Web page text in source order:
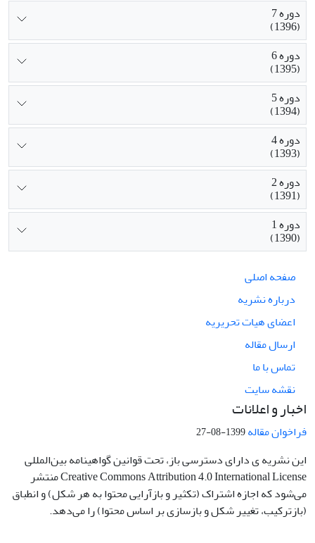
دوره 7
(1396)
دوره 6
(1395)
دوره 5
(1394)
دوره 4
(1393)
دوره 2
(1391)
دوره 1
(1390)
صفحه اصلی
درباره نشریه
اعضای هیات تحریریه
ارسال مقاله
تماس با ما
نقشه سایت
اخبار و اعلانات
فراخوان مقاله1399-08-27
این نشریه ی دارای دسترسی باز، تحت قوانین گواهینامه بین‌المللی
Creative Commons Attribution 4.0 International License منتشر
می‌شود که اجازه اشتراک (تکثیر و بازآرایی محتوا به هر شکل) و انطباق
(بازترکیب، تغییر شکل و بازسازی بر اساس محتوا) را می‌دهد.